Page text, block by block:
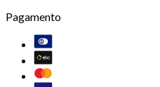
Pagamento